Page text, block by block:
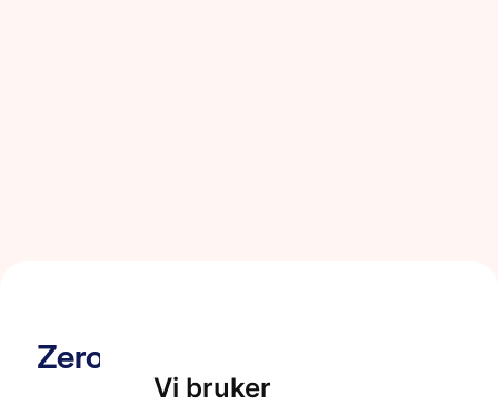
Vi bruker
Zero_Prim├ªrlogo_Farge (1)
2 minutter